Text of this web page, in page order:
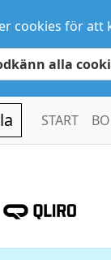
cookies för att
alla
START